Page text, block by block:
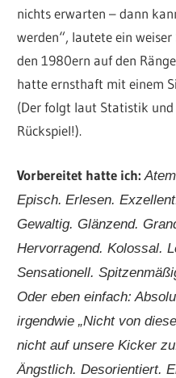
nichts erwarten – dann
werden“, lautete ein weiser
den 1980ern auf den
hatte ernsthaft mit einem
(Der folgt laut Statistik und
Rückspiel!).
Vorbereitet hatte ich:
Episch. Erlesen.
Gewaltig.Glänzend.
Hervorragend. Kolossal.
Sensationell.
Oder eben einfach:
irgendwie „Nicht von
nicht auf unsere Kicker
Ängstlich.Desorientiert.